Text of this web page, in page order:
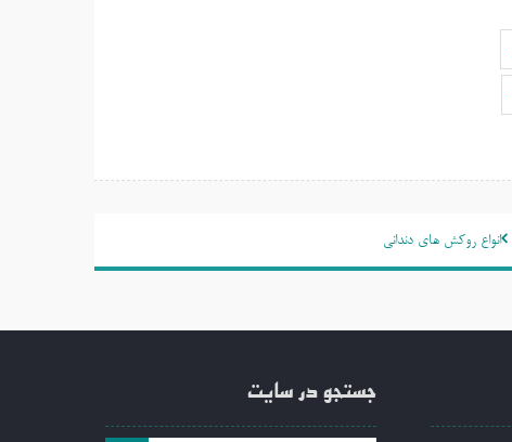
انواع روکش های دندانی
جستجو در سایت